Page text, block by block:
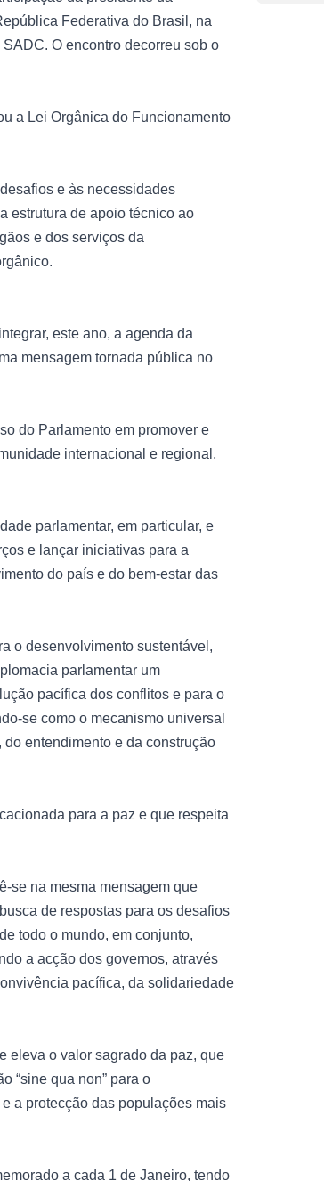
Federativa do Brasil, na
O encontro decorreu sob o
a Lei Orgânica do Funcionamento
e às necessidades
estrutura de apoio técnico ao
e dos serviços da
este ano, a agenda da
mensagem tornada pública no
do Parlamento em promover e
internacional e regional,
parlamentar, em particular, e
e lançar iniciativas para a
do país e do bem-estar das
o desenvolvimento sustentável,
parlamentar um
pacífica dos conflitos e para o
se como o mecanismo universal
entendimento e da construção
para a paz e que respeita
se na mesma mensagem que
de respostas para os desafios
todo o mundo, em conjunto,
a acção dos governos, através
pacífica, da solidariedade
eleva o valor sagrado da paz, que
“sine qua non” para o
a protecção das populações mais
a cada 1 de Janeiro, tendo